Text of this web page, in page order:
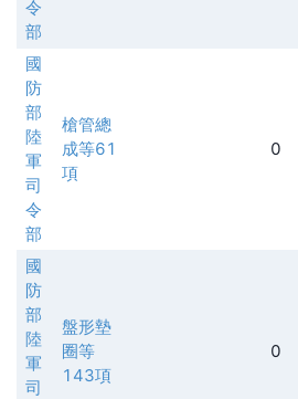
令
部
國
防
部
陸
軍
司
令
部
槍管總
成等61
項
0
國
防
部
陸
軍
司
盤形墊
圈等
143項
0